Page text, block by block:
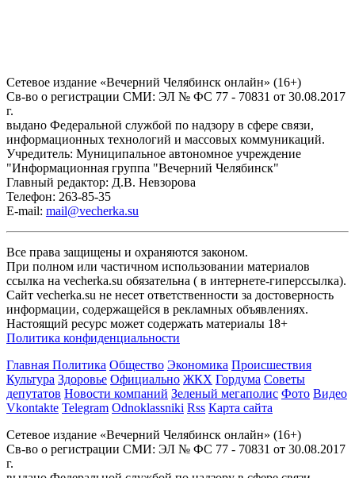
Сетевое издание «Вечерний Челябинск онлайн» (16+)
Cв-во о регистрации СМИ: ЭЛ № ФС 77 - 70831 от 30.08.2017
г.
выдано Федеральной службой по надзору в сфере связи,
информационных технологий и массовых коммуникаций.
Учредитель: Муниципальное автономное учреждение
"Информационная группа "Вечерний Челябинск"
Главный редактор: Д.В. Невзорова
Телефон: 263-85-35
E-mail: mail@vecherka.su
Все права защищены и охраняются законом.
При полном или частичном использовании материалов
ссылка на vecherka.su обязательна ( в интернете-гиперссылка).
Сайт vecherka.su не несет ответственности за достоверность
информации, содержащейся в рекламных объявлениях.
Настоящий ресурс может содержать материалы 18+
Политика конфиденциальности
Главная Политика Общество Экономика Происшествия
Культура Здоровье Официально ЖКХ Гордума Советы
депутатов Новости компаний Зеленый мегаполис Фото Видео
Vkontakte Telegram Odnoklassniki Rss Карта сайта
Сетевое издание «Вечерний Челябинск онлайн» (16+)
Cв-во о регистрации СМИ: ЭЛ № ФС 77 - 70831 от 30.08.2017
г.